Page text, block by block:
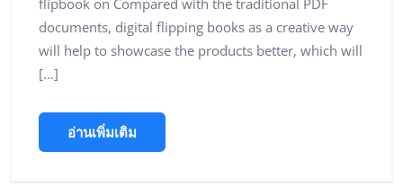
flipbook on Compared with the traditional PDF
documents, digital flipping books as a creative way
will help to showcase the products better, which will
[…]
อ่านเพิ่มเติม